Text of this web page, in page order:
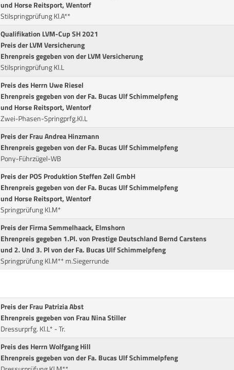
und Horse Reitsport, Wentorf
Stilspringprüfung Kl.A**
Qualifikation LVM-Cup SH 2021
Preis der LVM Versicherung
Ehrenpreis gegeben von der LVM Versicherung
Stilspringprüfung Kl.L
Preis des Herrn Uwe Riesel
Ehrenpreis gegeben von der Fa. Bucas Ulf Schimmelpfeng
und Horse Reitsport, Wentorf
Zwei-Phasen-Springprfg.Kl.L
Preis der Frau Andrea Hinzmann
Ehrenpreis gegeben von der Fa. Bucas Ulf Schimmelpfeng
Pony-Führzügel-WB
Preis der POS Produktion Steffen Zell GmbH
Ehrenpreis gegeben von der Fa. Bucas Ulf Schimmelpfeng
und Horse Reitsport, Wentorf
Springprüfung Kl.M*
Preis der Firma Semmelhaack, Elmshorn
Ehrenpreis gegeben 1.Pl. von Prestige Deutschland Bernd Carstens
und 2. Und 3. Pl von der Fa. Bucas Ulf Schimmelpfeng
Springprüfung Kl.M** m.Siegerrunde
Preis der Frau Patrizia Abst
Ehrenpreis gegeben von Frau Nina Stiller
Dressurprfg. Kl.L* - Tr.
Preis des Herrn Wolfgang Hill
Ehrenpreis gegeben von der Fa. Bucas Ulf Schimmelpfeng